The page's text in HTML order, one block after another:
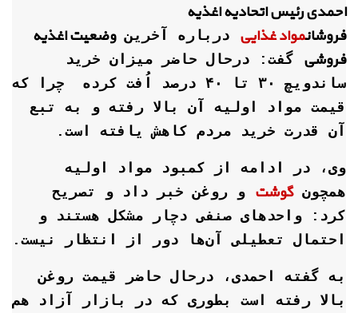
احمدی رئیس اتحادیه اغذیه
فروشانمواد غذایی درباره آخرینوضعیت اغذیه
فروشی گفت: درحال حاضر میزان خرید
ساندویچ ۳۰ تا ۴۰ درصد اُفت کرده چرا که
قیمت مواد اولیه آن بالا رفته و به تبع
آن قدرت خرید مردم کاهش یافته است.
وی، در ادامه از کمبود مواد اولیه
همچونگوشت و روغن خبر داد و تصریح
کرد: واحد‌های صنفی دچار مشکل هستند و
احتمال تعطیلی آن‌ها دور از انتظار نیست.
به گفته احمدی، درحال حاضر قیمت روغن
بالا رفته است بطوری که در بازار آزاد هم